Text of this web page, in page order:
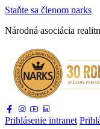
Staňte sa členom narks
Národná asociácia
Prihlásenie intranet